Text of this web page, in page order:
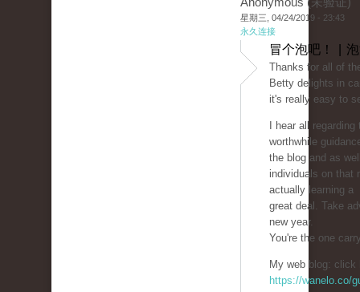
星期三, 04/24/2019 - 23:43
永久连接
冒个泡吧！ |
Thanks for all of
Betty delights in
it's really easy to
I hear all
worthwhile
the blog and as
individuals on that
actually learning a
great deal. Take
new year.
You're the one
My web blog: click
https://wanelo.co/